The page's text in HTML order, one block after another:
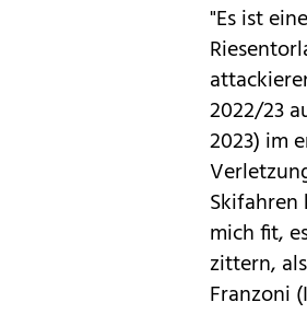
"Es ist
2022/23
2023) im
Skifahren
mich fit,
zittern,
Franzoni